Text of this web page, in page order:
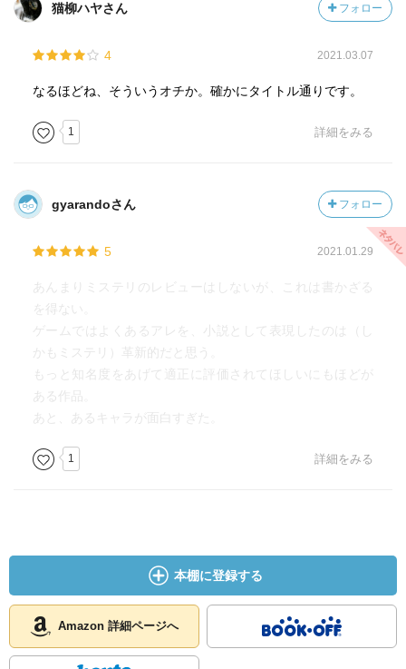
猫柳ハヤさん フォロー
4 2021.03.07
なるほどね、そういうオチか。確かにタイトル通りです。
1 詳細をみる
gyarandoさん フォロー
5 2021.01.29
あんまりミステリのレビューはしないが、これは書かざる
を得ない。
ゲームではよくあるアレを、小説として表現したのは（し
かもミステリ）革新的だと思う。
もっと知名度をあげて適正に評価されてほしいにもほどが
ある作品。
あと、あるキャラが面白すぎた。
1 詳細をみる
本棚に登録する
Amazon 詳細ページへ